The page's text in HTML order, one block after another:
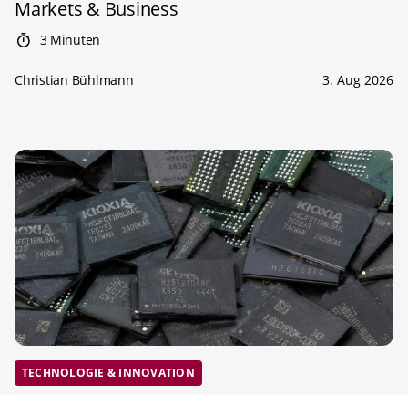
Markets & Business
3 Minuten
Christian Bühlmann 3. Aug 2026
TECHNOLOGIE & INNOVATION